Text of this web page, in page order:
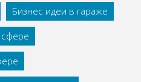
Бизнес идеи в гараже